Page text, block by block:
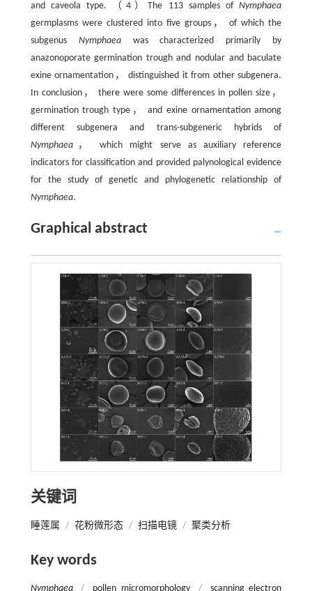
and caveola type. （4）The 113 samples ofNymphaea
germplasms were clustered into five groups， of which the
subgenus Nymphaeawas characterized primarily by
anazonoporate germination trough and nodular and baculate
exine ornamentation， distinguished it from other subgenera.
In conclusion， there were some differences in pollen size，
germination trough type， and exine ornamentation among
different subgenera and trans-subgeneric hybrids of
Nymphaea， which might serve as auxiliary reference
indicators for classification and provided palynological evidence
for the study of genetic and phylogenetic relationship of
Nymphaea.
Graphical abstract
关键词
睡莲属 / 花粉微形态 / 扫描电镜 / 聚类分析
Key words
Nymphaea / pollen micromorphology /
scanning electron